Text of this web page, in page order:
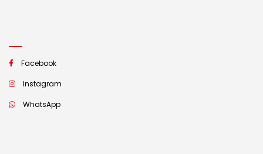
Facebook
Instagram
WhatsApp